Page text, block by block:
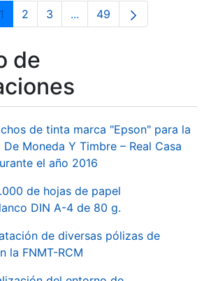
Página
1 Página
2 Página
3 ...Páginas intermedias Use
Página
49
de
de tinta marca "Epson" para la
Moneda Y Timbre – Real Casa
el año 2016
de hojas de papel
DIN A-4 de 80 g.
de diversas pólizas de
la FNMT-RCM